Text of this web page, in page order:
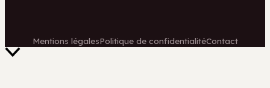
Mentions légalesPolitique de confidentialitéContact
Retour